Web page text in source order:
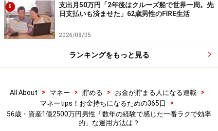
今では「他者から勧められた商品を購入するのはやめよ
うと決めました。他者に相談するにしてもまずは自ら選
び、その商品の内容などを他者に相談してから決める、
※資産運用の成功体験に取り上げてほしいエピソードが
ある人はこちらから応募をお願いいたします。
5
支出月50万円「2年後はクルーズ船で世界一周。先
日支払いも済ませた」62歳男性のFIRE生活
2026/08/05
ランキングをもっと見る
All About > マネー > 貯める > お金が貯まる人になる連載
>
マネーtips！お金持ちになるための365日
>
56歳・資産1億2500万円男性「数年の経験で感じた一番ラクで効率
的」な運用方法は？